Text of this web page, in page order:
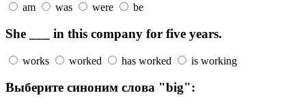
am was were be
She ___ in this company for five years.
works worked has worked is working
Выберите синоним слова "big":